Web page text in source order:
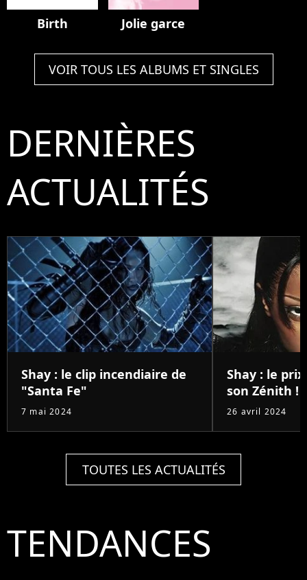
Birth Jolie garce
VOIR TOUS LES ALBUMS ET SINGLES
DERNIÈRES
ACTUALITÉS
Shay : le clip incendiaire de
"Santa Fe"
7 mai 2024
Shay : le
son Zénith !
26 avril 2024
TOUTES LES ACTUALITÉS
TENDANCES